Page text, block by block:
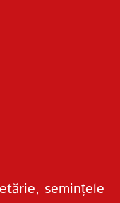
semințele